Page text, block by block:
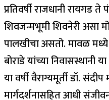
प्रतिवर्षी राजधानी रायगड
शिवजन्मभूमी शिवनेरी असा
पालखीचा असतो. मावळ
बोराडे यांच्या निवासस्थानी
या वर्षी वैराग्यमूर्ती डॉ.
मार्गदर्शनासहित आधी